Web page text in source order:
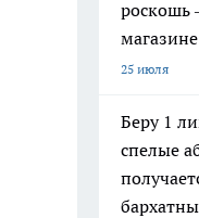
роскошь
25 июля
Беру 1
спелые